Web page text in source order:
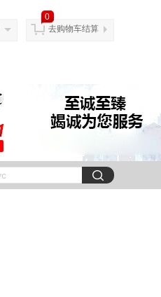
0
去购物车结算